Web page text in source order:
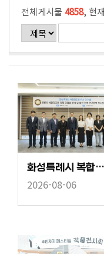
전체게시물 4858, 현재
화성특례시 복합리조트 유치 연구회 착수보고회
2026-08-06